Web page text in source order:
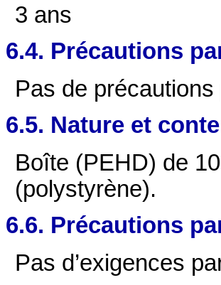
3 ans
6.4. Précautions
Pas de
6.5. Nature et
Boîte (PEHD) de
(polystyrène).
6.6. Précautions
Pas d’exigences